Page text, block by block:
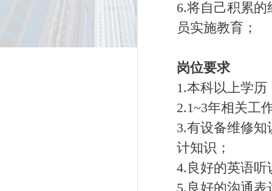
6.将自己积累
员实施教育；
岗位要求
1.本科以上学
2.1~3年相关工
3.有设备维修
计知识；
4.良好的英语听
5.良好的沟通